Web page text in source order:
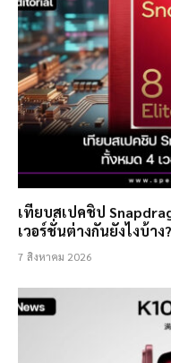
เทียบสเปคชิป
เวอร์ชั่นต่างกันยังไงบ้าง?
7 สิงหาคม 2026